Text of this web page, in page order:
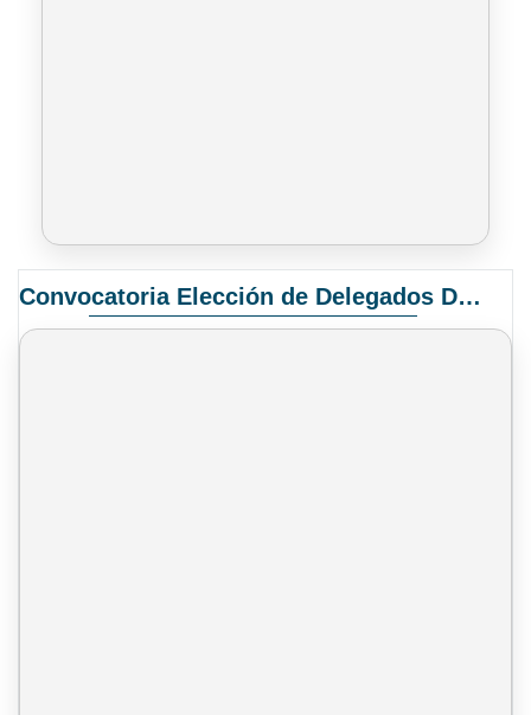
Convocatoria Elección de Delegados Docentes para el XIV Congreso Nacional de Universidades